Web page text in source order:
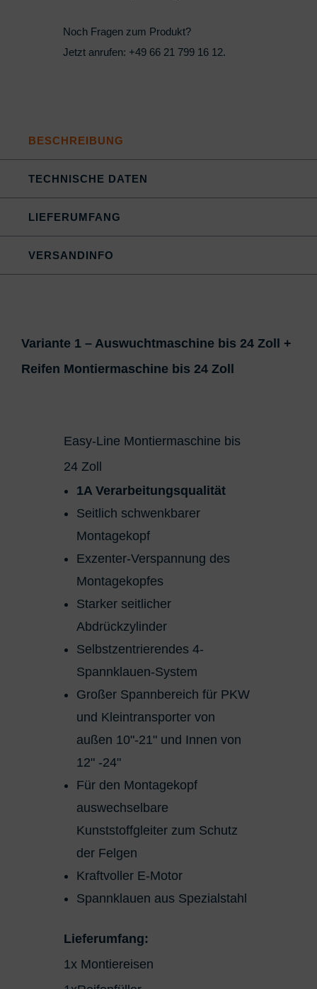
Noch Fragen zum Produkt?
Jetzt anrufen: +49 66 21 799 16 12.
BESCHREIBUNG
TECHNISCHE DATEN
LIEFERUMFANG
VERSANDINFO
Variante 1 – Auswuchtmaschine bis 24 Zoll +
Reifen Montiermaschine bis 24 Zoll
Easy-Line Montiermaschine bis
24 Zoll
1A Verarbeitungsqualität
Seitlich schwenkbarer
Montagekopf
Exzenter-Verspannung des
Montagekopfes
Starker seitlicher
Abdrückzylinder
Selbstzentrierendes 4-
Spannklauen-System
Großer Spannbereich für PKW
und Kleintransporter von
außen 10"-21" und Innen von
12" -24"
Für den Montagekopf
auswechselbare
Kunststoffgleiter zum Schutz
der Felgen
Kraftvoller E-Motor
Spannklauen aus Spezialstahl
Lieferumfang:
1x Montiereisen